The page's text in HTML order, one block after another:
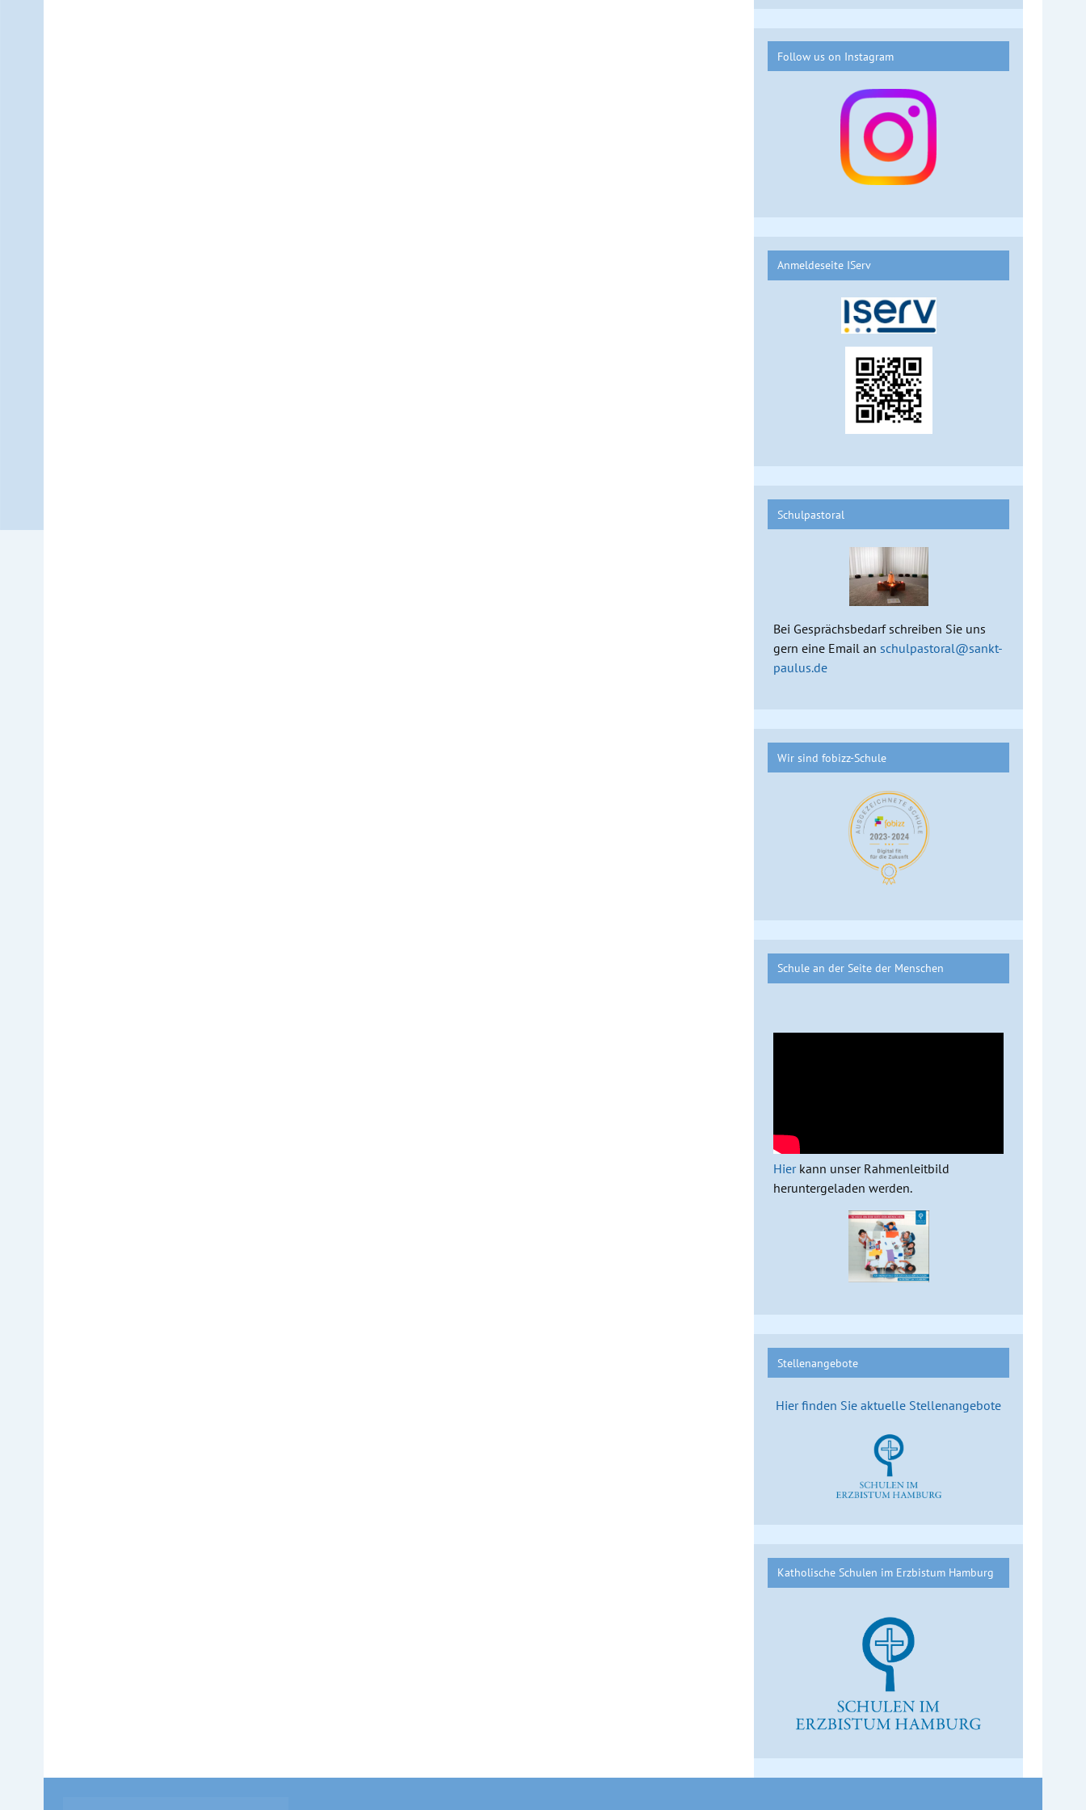
Follow us on Instagram
Anmeldeseite IServ
Schulpastoral
Bei Gesprächsbedarf schreiben Sie uns
gern eine Email anschulpastoral@sankt-
paulus.de
Wir sind fobizz-Schule
Schule an der Seite der Menschen
Hierkann unser Rahmenleitbild
heruntergeladen werden.
Stellenangebote
Hier finden Sie aktuelle Stellenangebote
Katholische Schulen im Erzbistum Hamburg